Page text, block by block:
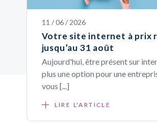
11 / 06 / 2026
Votre site internet à prix
jusqu’au 31 août
Aujourd'hui, être présent sur
plus une option pour une
vous [...]
LIRE L'ARTICLE